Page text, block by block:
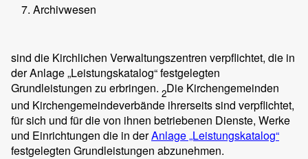
Archivwesen
sind die Kirchlichen Verwaltungszentren verpflichtet, die in
der Anlage „Leistungskatalog“ festgelegten
Grundleistungen zu erbringen. 2Die Kirchengemeinden
und Kirchengemeindeverbände ihrerseits sind verpflichtet,
für sich und für die von ihnen betriebenen Dienste, Werke
und Einrichtungen die in derAnlage „Leistungskatalog“
festgelegten Grundleistungen abzunehmen.